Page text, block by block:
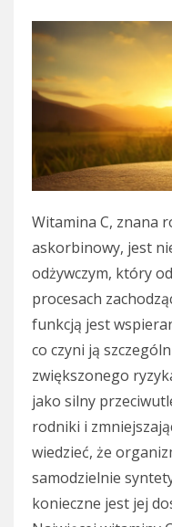
Witamina C, znana
askorbinowy, jest
odżywczym, który
procesach
funkcją jest
co czyni ją
zwiększonego
jako silny
rodniki i
wiedzieć, że
samodzielnie
konieczne jest jej